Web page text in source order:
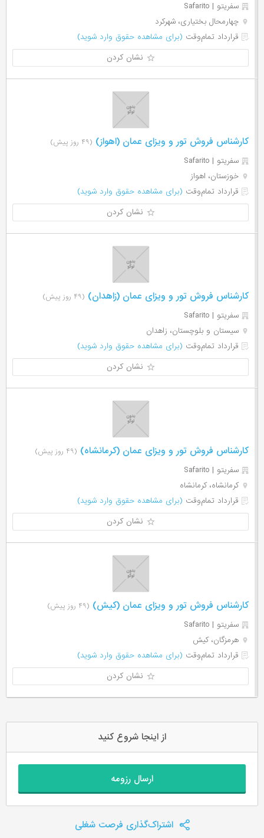
سفریتو | Safarito
چهارمحال بختیاری، شهرکرد
قرارداد تمام‌وقت (برای مشاهده حقوق وارد شوید)
نشان کردن
کارشناس فروش تور و ویزای عمان (اهواز) (۴۹ روز پیش)
سفریتو | Safarito
خوزستان، اهواز
قرارداد تمام‌وقت (برای مشاهده حقوق وارد شوید)
نشان کردن
کارشناس فروش تور و ویزای عمان (زاهدان) (۴۹ روز پیش)
سفریتو | Safarito
سیستان و بلوچستان، زاهدان
قرارداد تمام‌وقت (برای مشاهده حقوق وارد شوید)
نشان کردن
کارشناس فروش تور و ویزای عمان (کرمانشاه) (۴۹ روز پیش)
سفریتو | Safarito
کرمانشاه، کرمانشاه
قرارداد تمام‌وقت (برای مشاهده حقوق وارد شوید)
نشان کردن
کارشناس فروش تور و ویزای عمان (کیش) (۴۹ روز پیش)
سفریتو | Safarito
هرمزگان، کیش
قرارداد تمام‌وقت (برای مشاهده حقوق وارد شوید)
نشان کردن
از اینجا شروع کنید
ارسال رزومه
اشتراک‌گذاری فرصت شغلی